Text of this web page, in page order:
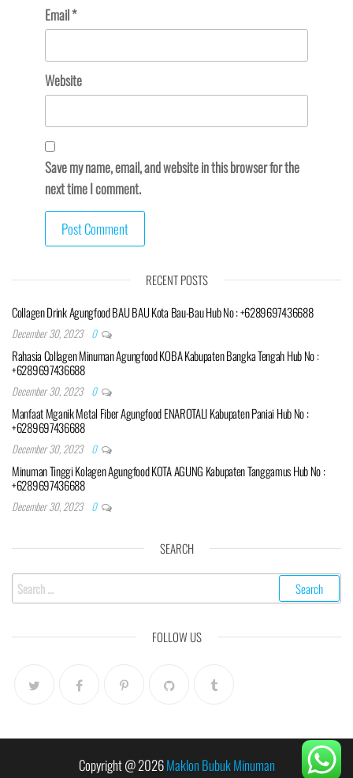
Email*
Website
Save my name, email, and website in this browser for the
next time I comment.
RECENT POSTS
Collagen Drink Agungfood BAU BAU Kota Bau-Bau Hub No : +6289697436688
December 30, 2023 0
Rahasia Collagen Minuman Agungfood KOBA Kabupaten Bangka Tengah Hub No :
+6289697436688
December 30, 2023 0
Manfaat Mganik Metal Fiber Agungfood ENAROTALI Kabupaten Paniai Hub No :
+6289697436688
December 30, 2023 0
Minuman Tinggi Kolagen Agungfood KOTA AGUNG Kabupaten Tanggamus Hub No :
+6289697436688
December 30, 2023 0
SEARCH
Search
for:
FOLLOW US
Copyright @ 2026Maklon Bubuk Minuman